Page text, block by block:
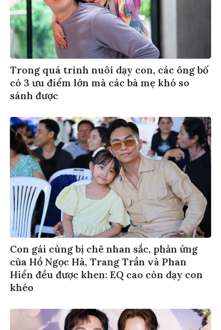
Trong quá trình nuôi dạy con, các ông bố
có 3 ưu điểm lớn mà các bà mẹ khó so
sánh được
Con gái cùng bị chê nhan sắc, phản ứng
của Hồ Ngọc Hà, Trang Trần và Phan
Hiển đều được khen: EQ cao còn dạy con
khéo